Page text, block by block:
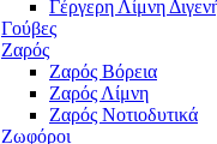
Γέργερη Λίμνη
Γούβες
Ζαρός
Ζαρός Βόρεια
Ζαρός Λίμνη
Ζαρός Νοτιοδυτικά
Ζωφόροι